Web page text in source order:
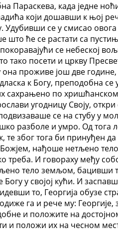
Параскева, када једне
који дошавши к њој
Удубивши се у смисао
што ће се растати са
се небеској
тако посети и цркву
она проживе још две
к Богу, преподобна
сахрањено по
угодницу Своју,
се на стубу у
разболе и умро. Од
те због тога би принуђен
нађоше нетљено
И говораху међу
тело земљом, бацивши
у својој кући. И
то, Георгија обузе
га и рече му:
и положите на
и положи их на чесном